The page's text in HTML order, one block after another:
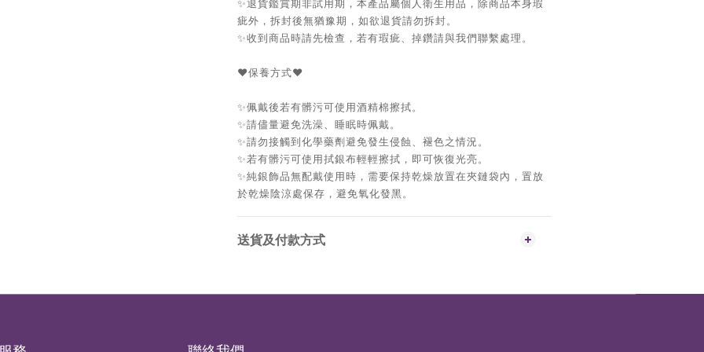
✨退貨鑑賞期非試用期，本產品屬個人衛生用品，除商品本身瑕
疵外，拆封後無猶豫期，如欲退貨請勿拆封。
✨收到商品時請先檢查，若有瑕疵、掉鑽請與我們聯繫處理。
❤️保養方式❤️
✨佩戴後若有髒污可使用酒精棉擦拭。
✨請儘量避免洗澡、睡眠時佩戴。
✨請勿接觸到化學藥劑避免發生侵蝕、褪色之情況。
✨若有髒污可使用拭銀布輕輕擦拭，即可恢復光亮。
✨純銀飾品無配戴使用時，需要保持乾燥放置在夾鏈袋內，置放
於乾燥陰涼處保存，避免氧化發黑。
送貨及付款方式